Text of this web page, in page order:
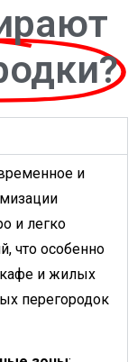
и
и легко
что особенно
кафе и жилых
перегородок